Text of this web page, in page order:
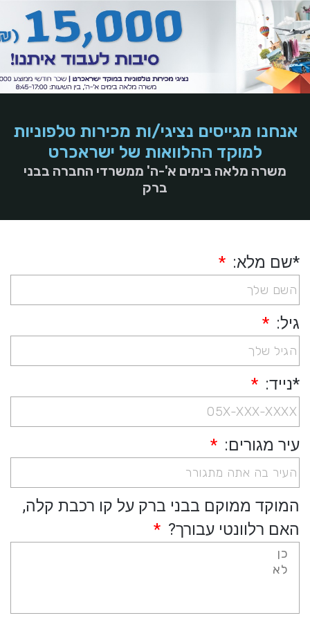
אנחנו מגייסים נציגי/ות מכירות טלפוניות
למוקד ההלוואות של ישראכרט
משרה מלאה בימים א'-ה' ממשרדי החברה בבני
ברק
*שם מלא:
גיל:
*נייד:
עיר מגורים:
המוקד ממוקם בבני ברק על קו רכבת קלה,
האם רלוונטי עבורך?